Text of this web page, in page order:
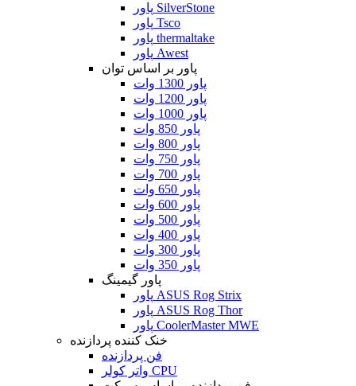
پاور SilverStone
پاور Tsco
پاور thermaltake
پاور Awest
پاور بر اساس توان
پاور 1300 وات
پاور 1200 وات
پاور 1000 وات
پاور 850 وات
پاور 800 وات
پاور 750 وات
پاور 700 وات
پاور 650 وات
پاور 600 وات
پاور 500 وات
پاور 400 وات
پاور 300 وات
پاور 350 وات
پاور گیمینگ
پاور ASUS Rog Strix
پاور ASUS Rog Thor
پاور CoolerMaster MWE
خنک کننده پردازنده
فن پردازنده
واتر کولر CPU